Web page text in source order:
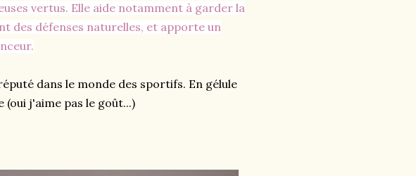
vertus. Elle aide notamment à garder la
des défenses naturelles, et apporte un
dans le monde des sportifs. En gélule
j'aime pas le goût...)